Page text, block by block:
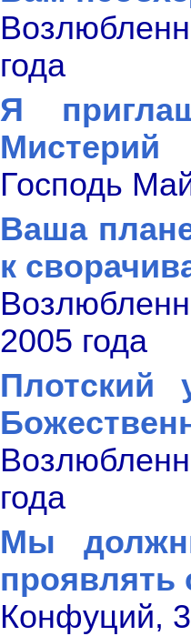
года
Я
Мистерий
Господь
Ваша
к
2005 года
Плотский
года
Мы
проявлять
Конфуций,